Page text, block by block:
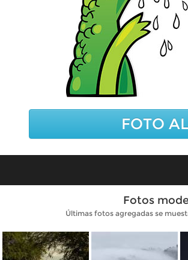
FOTO
Fotos
Últimas fotos agregadas se